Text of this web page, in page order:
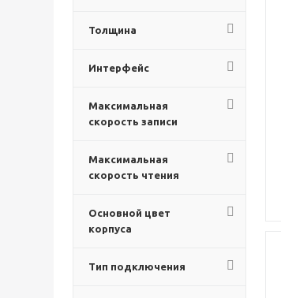
Толщина
Интерфейс
Максимальная
скорость записи
Максимальная
скорость чтения
Основной цвет
корпуса
Тип подключения